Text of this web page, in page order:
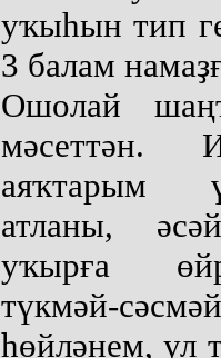
уҡыһын тип
3 балам
Ошолай
мәсеттән.
аяҡтарым
атланы,
уҡырға
түкмәй-
һөйләнем, ул